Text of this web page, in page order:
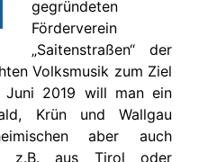
gegründeten
Förderverein
„Saitenstraßen“ der
Volksmusik zum Ziel
2019 will man ein
Krün und Wallgau
aber auch
z.B. aus Tirol oder